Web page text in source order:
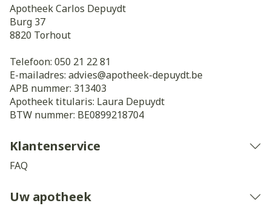
Apotheek Carlos Depuydt
Burg 37
8820 Torhout
Telefoon: 050 21 22 81
E-mailadres: advies@apotheek-depuydt.be
APB nummer: 313403
Apotheek titularis: Laura Depuydt
BTW nummer: BE0899218704
Klantenservice
FAQ
Uw apotheek